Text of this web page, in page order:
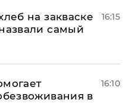
на закваске
самый
16:15
в
16:10